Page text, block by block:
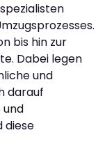
bis hin zur
Dabei legen
und
darauf
und
diese